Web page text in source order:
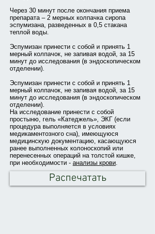
Через 30 минут после окончания приема
препарата – 2 мерных колпачка сиропа
эспумизана, разведенных в 0,5 стакана
теплой воды.
Эспумизан принести с собой и принять 1
мерный колпачок, не запивая водой, за 15
минут до исследования (в эндоскопическом
отделении).
Эспумизан принести с собой и принять 1
мерный колпачок, не запивая водой, за 15
минут до исследования (в эндоскопическом
отделении).
На исследование принести с собой
простыню, гель «Катеджель», ЭКГ (если
процедура выполняется в условиях
медикаментозного сна), имеющуюся
медицинскую документацию, касающуюся
ранее выполненных колоноскопий или
перенесенных операций на толстой кишке,
при необходимости - анализы крови.
Распечатать